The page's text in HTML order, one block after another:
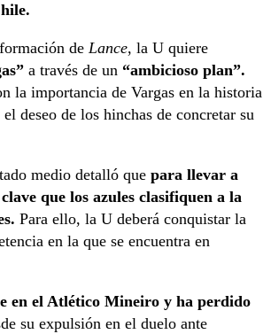
de Lance, la U quiere
a través de un “ambicioso plan”.
la importancia de Vargas en la historia
deseo de los hinchas de concretar su
medio detalló que para llevar a
que los azules clasifiquen a la
Para ello, la U deberá conquistar la
en la que se encuentra en
en el Atlético Mineiro y ha perdido
su expulsión en el duelo ante